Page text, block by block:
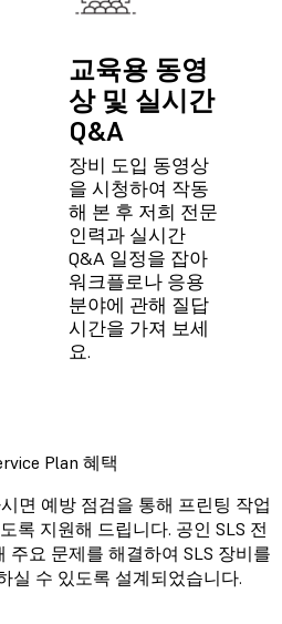
교육용 동영
상 및 실시간
Q&A
장비 도입 동영상
을 시청하여 작동
해 본 후 저희 전문
인력과 실시간
Q&A 일정을 잡아
워크플로나 응용
분야에 관해 질답
시간을 가져 보세
요.
Plan 혜택
면 예방 점검을 통해 프린팅 작업
록 지원해 드립니다. 공인 SLS 전
주요 문제를 해결하여 SLS 장비를
실 수 있도록 설계되었습니다.